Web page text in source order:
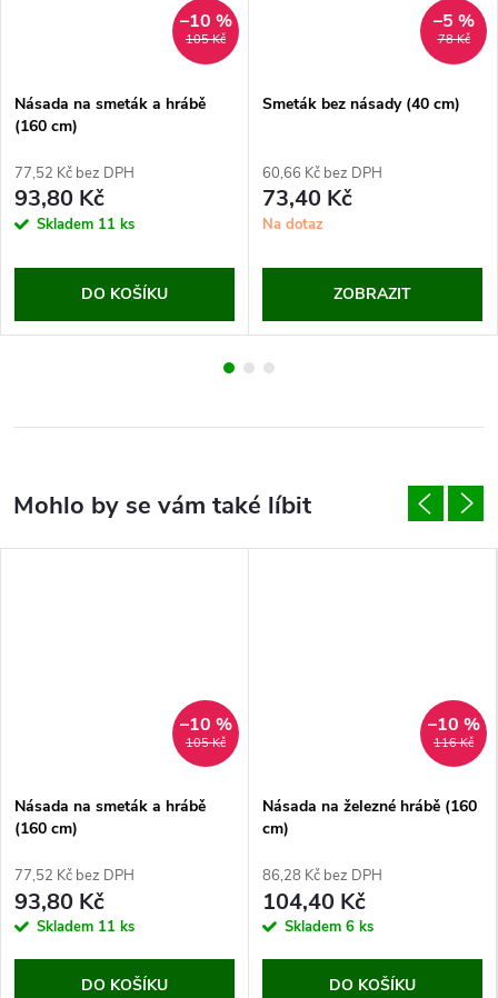
105 Kč
–10 %
Násada na smeták a hrábě
(160 cm)
77,52 Kč bez DPH
93,80 Kč
Skladem 11 ks
DO KOŠÍKU
78 Kč
–5 %
Smeták bez násady (40 cm)
60,66 Kč bez DPH
73,40 Kč
Na dotaz
ZOBRAZIT
105 Kč
–10 %
Násada na smeták a hrábě
(160 cm)
77,52 Kč bez DPH
93,80 Kč
Skladem 11 ks
DO KOŠÍKU
116 Kč
–10 %
Násada na železné hrábě (160
cm)
86,28 Kč bez DPH
104,40 Kč
Skladem 6 ks
DO KOŠÍKU